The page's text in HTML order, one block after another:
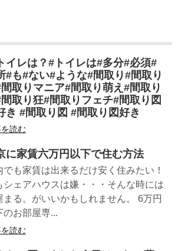
イレは？#トイレは#多分#必須#
#も#ない#ような#間取り#間取り
取りマニア#間取り萌え#間取り
取り狂#間取りフェチ#間取り図
き #間取り図 #間取り図好き
読む
に家賃六万円以下で住む方法
でも家賃は出来るだけ安く住みたい！
シェアハウスは嫌・・・そんな時には
まる。がいいかもしれません。 6万円
のお部屋専...
読む